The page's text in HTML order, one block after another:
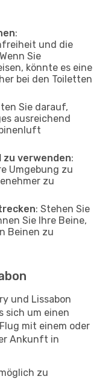
:
und die
Sie
könnte es eine
bei den Toiletten
Sie darauf,
ausreichend
verwenden:
Umgebung zu
zu
: Stehen Sie
Sie Ihre Beine,
Beinen zu
und Lissabon
sich um einen
mit einem oder
Ankunft in
zu